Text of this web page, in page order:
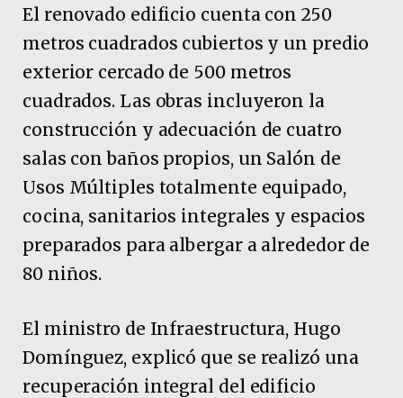
El renovado edificio cuenta con 250
metros cuadrados cubiertos y un predio
exterior cercado de 500 metros
cuadrados. Las obras incluyeron la
construcción y adecuación de cuatro
salas con baños propios, un Salón de
Usos Múltiples totalmente equipado,
cocina, sanitarios integrales y espacios
preparados para albergar a alrededor de
80 niños.
El ministro de Infraestructura, Hugo
Domínguez, explicó que se realizó una
recuperación integral del edificio